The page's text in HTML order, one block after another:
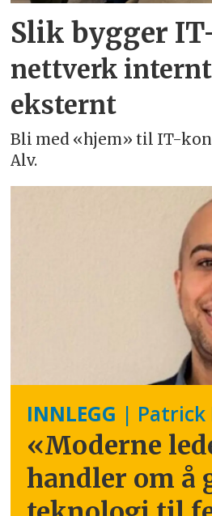
Slik bygger
nettverk
eksternt
Bli med «hjem» til IT-
Alv.
INNLEGG | Patrick
«Moderne
handler om å